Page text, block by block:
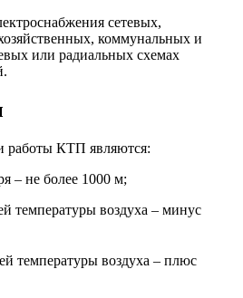
сетевых,
коммунальных и
или радиальных схемах
работы КТП являются:
– не более 1000 м;
температуры воздуха – минус
температуры воздуха – плюс